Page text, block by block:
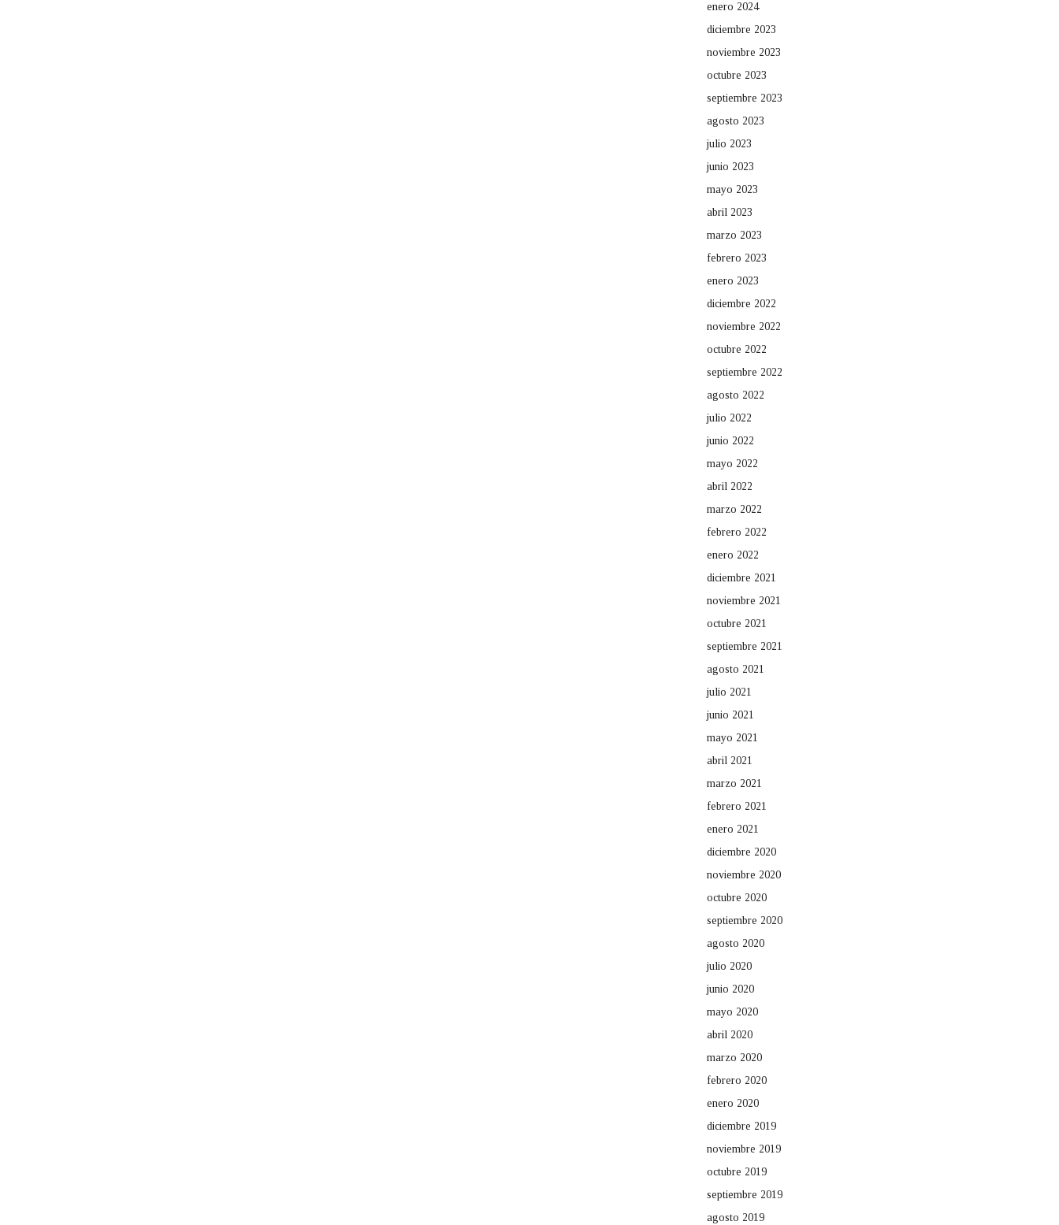
enero 2024
diciembre 2023
noviembre 2023
octubre 2023
septiembre 2023
agosto 2023
julio 2023
junio 2023
mayo 2023
abril 2023
marzo 2023
febrero 2023
enero 2023
diciembre 2022
noviembre 2022
octubre 2022
septiembre 2022
agosto 2022
julio 2022
junio 2022
mayo 2022
abril 2022
marzo 2022
febrero 2022
enero 2022
diciembre 2021
noviembre 2021
octubre 2021
septiembre 2021
agosto 2021
julio 2021
junio 2021
mayo 2021
abril 2021
marzo 2021
febrero 2021
enero 2021
diciembre 2020
noviembre 2020
octubre 2020
septiembre 2020
agosto 2020
julio 2020
junio 2020
mayo 2020
abril 2020
marzo 2020
febrero 2020
enero 2020
diciembre 2019
noviembre 2019
octubre 2019
septiembre 2019
agosto 2019